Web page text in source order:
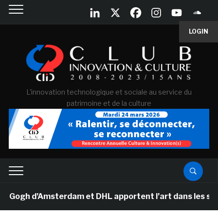
LOGIN
L'innovation technologique et sociale au service du
patrimoine et de la culture
d’Amsterdam et DHL apportent l’art dans les